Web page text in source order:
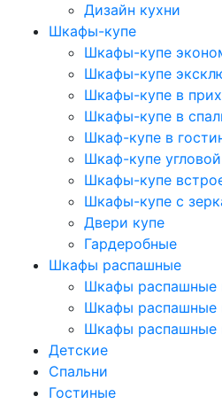
Дизайн кухни
Шкафы-купе
Шкафы-купе
Шкафы-купе
Шкафы-купе в
Шкафы-купе в
Шкаф-купе в
Шкаф-купе угловой
Шкафы-купе
Шкафы-купе с
Двери купе
Гардеробные
Шкафы распашные
Шкафы распашные
Шкафы распашные
Шкафы распашные
Детские
Спальни
Гостиные